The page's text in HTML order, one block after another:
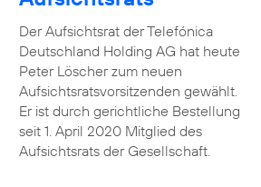
Der Aufsichtsrat der Telefónica
Deutschland Holding AG hat heute
Peter Löscher zum neuen
Aufsichtsratsvorsitzenden gewählt.
Er ist durch gerichtliche Bestellung
seit 1. April 2020 Mitglied des
Aufsichtsrats der Gesellschaft.